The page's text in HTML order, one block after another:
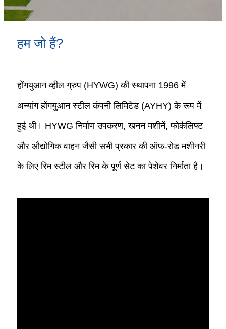
हम जो हैं?
होंगयुआन व्हील ग्रुप (HYWG) की स्थापना 1996 में
अन्यांग होंगयुआन स्टील कंपनी लिमिटेड (AYHY) के रूप में
हुई थी। HYWG निर्माण उपकरण, खनन मशीनें, फोर्कलिफ्ट
और औद्योगिक वाहन जैसी सभी प्रकार की ऑफ-रोड मशीनरी
के लिए रिम स्टील और रिम के पूर्ण सेट का पेशेवर निर्माता है।